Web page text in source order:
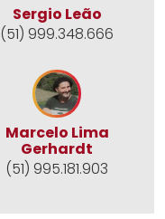
Sergio Leão
(51) 999.348.666
Marcelo Lima
Gerhardt
(51) 995.181.903